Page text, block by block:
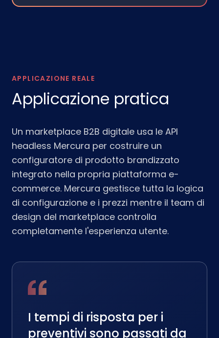
APPLICAZIONE REALE
Applicazione pratica
Un marketplace B2B digitale usa le API
headless Mercura per costruire un
configuratore di prodotto brandizzato
integrato nella propria piattaforma e-
commerce. Mercura gestisce tutta la logica
di configurazione e i prezzi mentre il team di
design del marketplace controlla
completamente l'esperienza utente.
I tempi di risposta per i
preventivi sono passati da